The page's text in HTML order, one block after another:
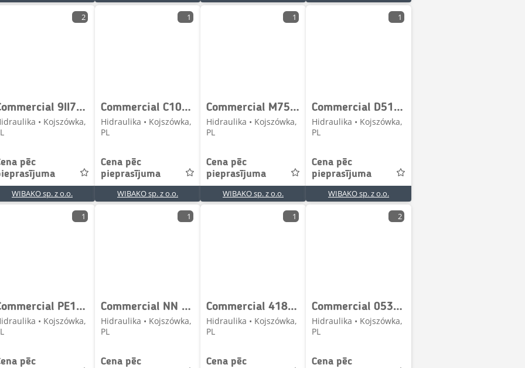
2
Commercial 9II7966 E113-0981 Hydraulic pump / Hydraulikpumpe
• Kojszówka,
pēc
WIBAKO sp. z o.o.
1
Commercial C1000019 28182 Gear pump / Zahnpumpe / Pompa zębat
Hidraulika • Kojszówka,
PL
Cena pēc
pieprasījuma
WIBAKO sp. z o.o.
1
Commercial M75B978BI0L15-7B0L5-1 B123-4794 Hydraulic pump / H
Hidraulika • Kojszówka,
PL
Cena pēc
pieprasījuma
WIBAKO sp. z o.o.
1
Commercial D51PA0245 Hydraulic pump / Hydraulikpumpe / Pompa
Hidraulika • Kojszówka,
PL
Cena pēc
pieprasījuma
WIBAKO sp. z o.o.
1
Commercial PE11A139B2XEJ06-81 Gear pump / Zahnpumpe / Pompa
• Kojszówka,
pēc
1
Commercial NN Hydraulic pump / Hydraulikpumpe / Pompa hydraul
Hidraulika • Kojszówka,
PL
Cena pēc
1
Commercial 418470A Gear pump / Zahnpumpe / Pompa zębata
Hidraulika • Kojszówka,
PL
Cena pēc
2
Commercial 053269121006001 1196F Hydraulic pump / Hydraulikpu
Hidraulika • Kojszówka,
PL
Cena pēc